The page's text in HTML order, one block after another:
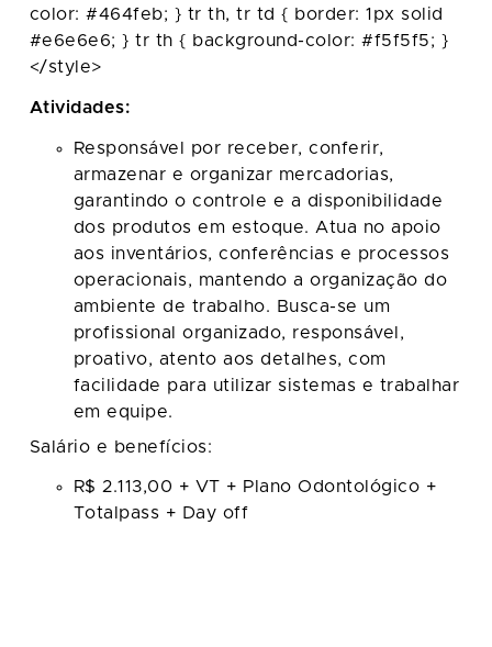
color: #464feb; } tr th, tr td { border: 1px solid
#e6e6e6; } tr th { background-color: #f5f5f5; }
</style>
Atividades:
Responsável por receber, conferir,
armazenar e organizar mercadorias,
garantindo o controle e a disponibilidade
dos produtos em estoque. Atua no apoio
aos inventários, conferências e processos
operacionais, mantendo a organização do
ambiente de trabalho. Busca-se um
profissional organizado, responsável,
proativo, atento aos detalhes, com
facilidade para utilizar sistemas e trabalhar
em equipe.
Salário e benefícios:
R$ 2.113,00 + VT + Plano Odontológico +
Totalpass + Day off